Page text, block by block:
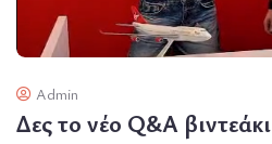
Admin
Δες το νέο Q&A βιντεάκι